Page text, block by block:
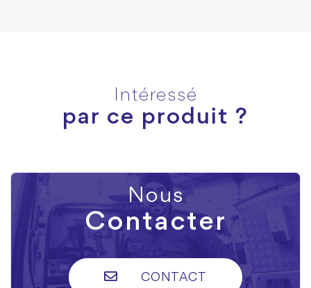
Intéressé
par ce produit ?
Nous
Contacter
CONTACT